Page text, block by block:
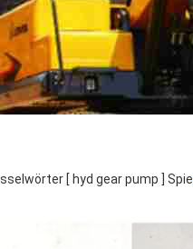
[ hyd gear pump ] Spiel